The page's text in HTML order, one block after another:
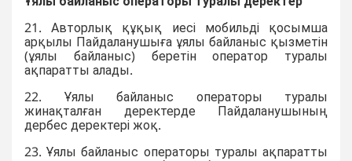
21. Авторлық құқық иесі мобильді қосымша
арқылы Пайдаланушыға ұялы байланыс қызметін
(ұялы байланыс) беретін оператор туралы
ақпаратты алады.
22. Ұялы байланыс операторы туралы
жинақталған деректерде Пайдаланушының
дербес деректері жоқ.
23. Ұялы байланыс операторы туралы ақпаратты